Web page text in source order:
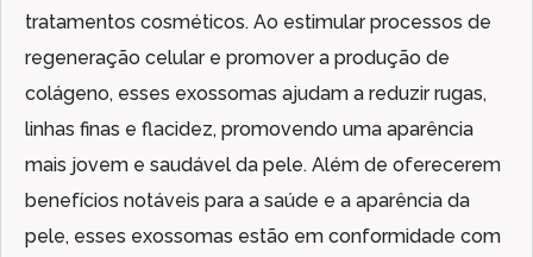
tratamentos cosméticos. Ao estimular processos de
regeneração celular e promover a produção de
colágeno, esses exossomas ajudam a reduzir rugas,
linhas finas e flacidez, promovendo uma aparência
mais jovem e saudável da pele. Além de oferecerem
benefícios notáveis para a saúde e a aparência da
pele, esses exossomas estão em conformidade com